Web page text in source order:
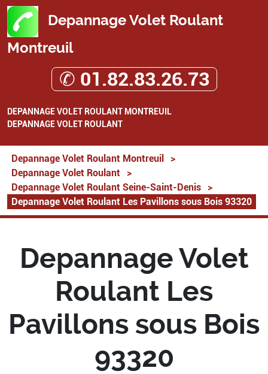
Depannage Volet Roulant
Montreuil
✆ 01.82.83.26.73
DEPANNAGE VOLET ROULANT MONTREUIL
DEPANNAGE VOLET ROULANT
Depannage Volet Roulant Montreuil
>
Depannage Volet Roulant
>
Depannage Volet Roulant Seine-Saint-Denis
>
Depannage Volet Roulant Les Pavillons sous Bois 93320
Depannage Volet
Roulant Les
Pavillons sous Bois
93320